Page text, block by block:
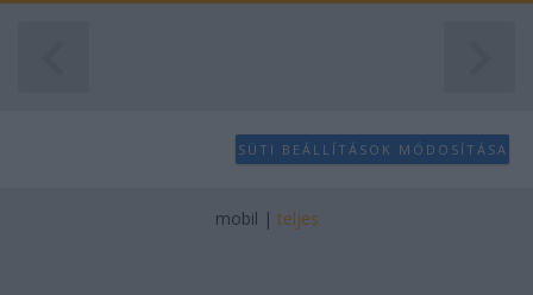
SÜTI BEÁLLÍTÁSOK MÓDOSÍTÁSA
mobil | teljes